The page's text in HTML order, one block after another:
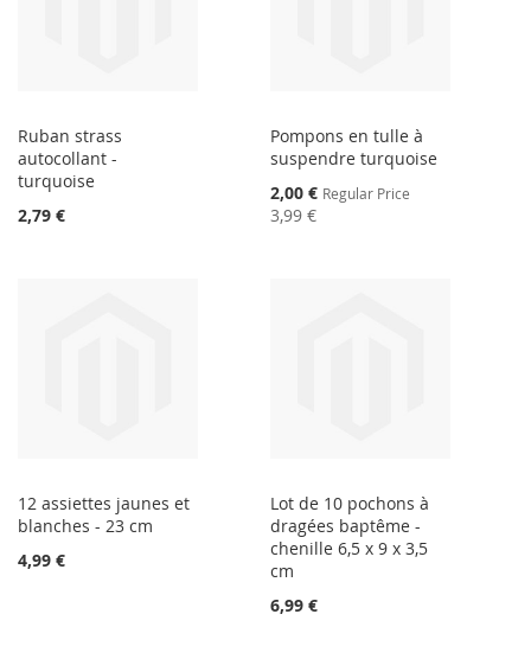
Ruban strass
autocollant -
turquoise
2,79 €
Pompons en tulle à
suspendre turquoise
Special
Price
2,00 € Regular Price
3,99 €
12 assiettes jaunes et
blanches - 23 cm
4,99 €
Lot de 10 pochons à
dragées baptême -
chenille 6,5 x 9 x 3,5
cm
6,99 €